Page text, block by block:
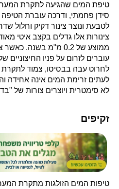
טיפת המים שהגיעה לתקרת
סידן פחמתי, ודרכה עוברת
לטבעת ונוצר צינור דקיק וחלול
צינורות אלו גדלים בקצב איטי
ממוצע של 0.2 מ"מ בשנה.
עוברים לזרום על פניו החיצוניים
לחרוט עבה בבסיסו, צמוד לתקרת
לעתים זרימת המים אינה אחידה
לא סימטרית ויוצרים צורות של
זקיפים
טיפות המים הזולגות מתקרת